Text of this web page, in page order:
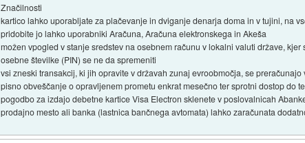
Značilnosti
kartico lahko uporabljate za plačevanje in dviganje denarja doma in v tujini, na
pridobite jo lahko uporabniki Aračuna, Aračuna elektronskega in Akeša
možen vpogled v stanje sredstev na osebnem računu v lokalni valuti države,
osebne številke (PIN) se ne da spremeniti
vsi zneski transakcij, ki jih opravite v državah zunaj evroobmočja, se
pisno obveščanje o opravljenem prometu enkrat mesečno ter sprotni dostop do
pogodbo za izdajo debetne kartice Visa Electron sklenete v poslovalnicah
prodajno mesto ali banka (lastnica bančnega avtomata) lahko zaračunata